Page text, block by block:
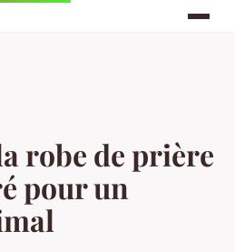
robe de prière
pour un